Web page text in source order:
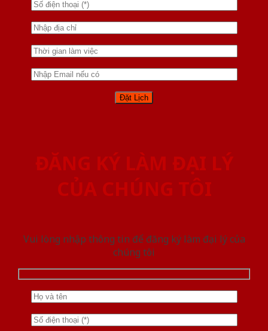
ĐĂNG KÝ LÀM ĐẠI LÝ
CỦA CHÚNG TÔI
Vui lòng nhập thông tin để đăng ký làm đại lý của
chúng tôi